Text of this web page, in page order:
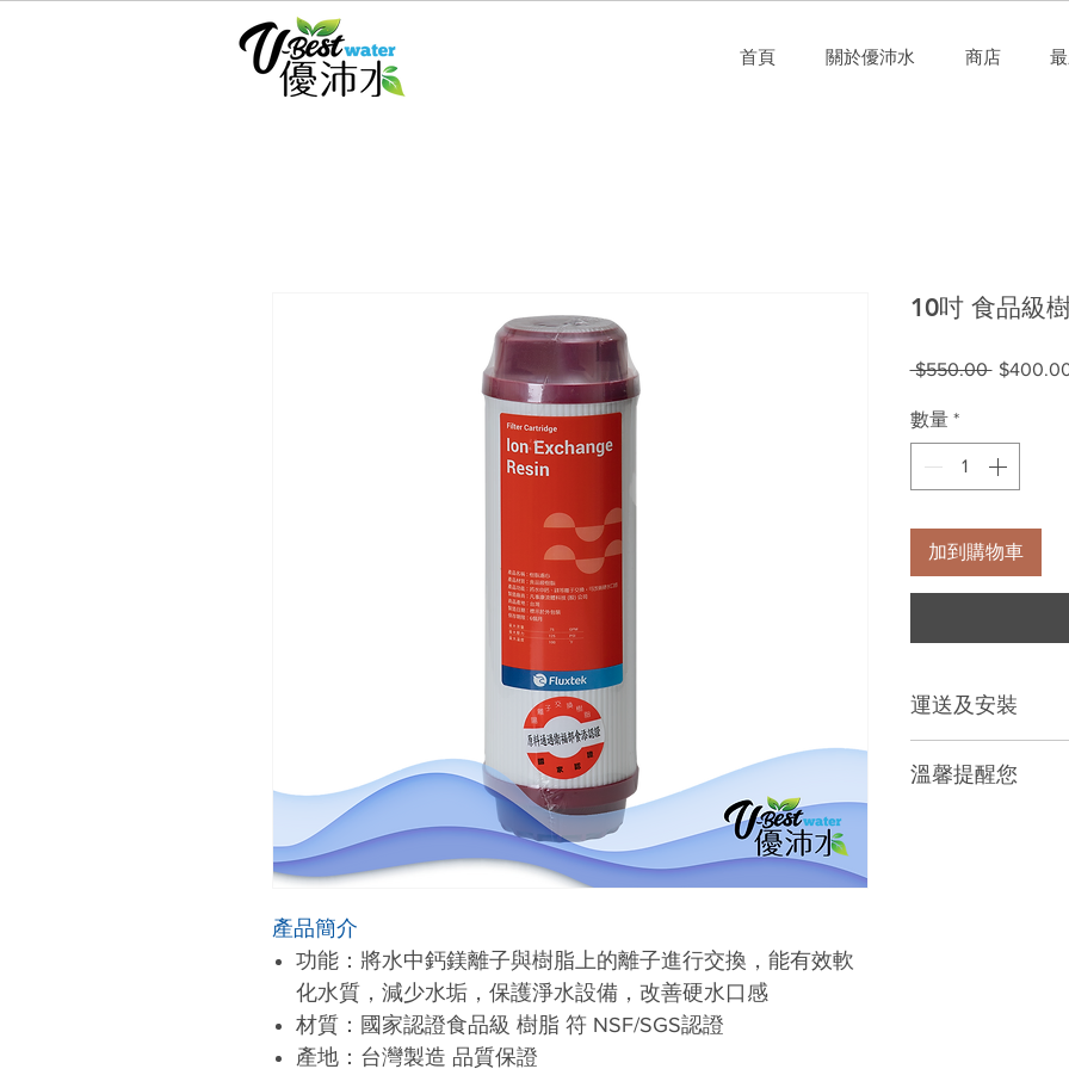
首頁 關於優沛水 商店
產品簡介
功能：將水中鈣鎂離子與樹脂上的離子進行交換 ，能有效軟
化水質，減少水垢，保護淨水設備，改善硬水口感
材質： 國家認證食品級 樹脂 符NSF/SGS認證
產地：台灣製造 品質保證
10吋 食品級
$550.00 一
格
數量 *
加到購物車
運送及安裝
溫馨提醒您